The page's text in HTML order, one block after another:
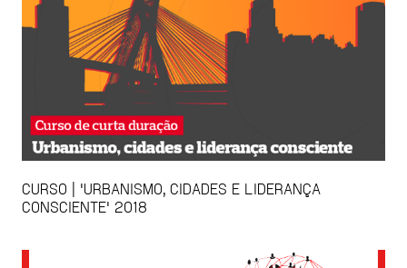
CURSO | 'URBANISMO, CIDADES E LIDERANÇA
CONSCIENTE' 2018